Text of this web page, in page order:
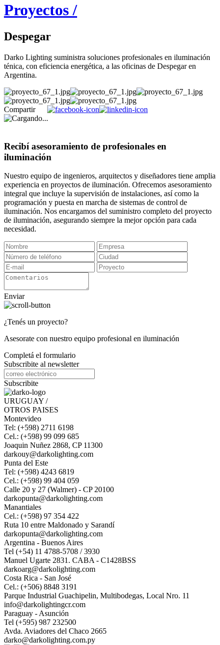
Proyectos /
Despegar
Darko Lighting suministra soluciones profesionales en iluminación
ténica, con eficiencia energética, a las oficinas de Despegar en
Argentina.
Compartir
Recibí asesoramiento de profesionales en
iluminación
Nuestro equipo de ingenieros, arquitectos y diseñadores tiene amplia
experiencia en proyectos de iluminación. Ofrecemos asesoramiento
integral que incluye la supervisión de instalaciones, así como la
programación y puesta en marcha de sistemas de control de
iluminación. Nos encargamos del suministro completo del proyecto
de iluminación, asegurando siempre la mejor opción para cada
necesidad.
Enviar
¿Tenés un proyecto?
Asesorate con nuestro equipo profesional en iluminación
Completá el formulario
Subscribite al newsletter
Subscribite
URUGUAY /
OTROS PAISES
Montevideo
Tel: (+598) 2711 6198
Cel.: (+598) 99 099 685
Joaquin Nuñez 2868, CP 11300
darkouy@darkolighting.com
Punta del Este
Tel: (+598) 4243 6819
Cel.: (+598) 99 404 059
Calle 20 y 27 (Walmer) - CP 20100
darkopunta@darkolighting.com
Manantiales
Cel.: (+598) 97 354 422
Ruta 10 entre Maldonado y Sarandí
darkopunta@darkolighting.com
Argentina - Buenos Aires
Tel (+54) 11 4788-5708 / 3930
Manuel Ugarte 2831. CABA - C1428BSS
darkoarg@darkolighting.com
Costa Rica - San José
Cel.: (+506) 8848 3191
Parque Industrial Guachipelin, Multibodegas, Local Nro. 11
info@darkolightingcr.com
Paraguay - Asunción
Tel (+595) 987 232500
Avda. Aviadores del Chaco 2665
darko@darkolighting.com.py